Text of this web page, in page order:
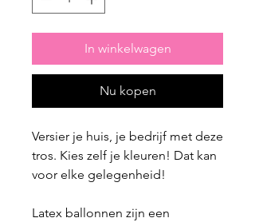
In winkelwagen
Nu kopen
Versier je huis, je bedrijf met deze
tros. Kies zelf je kleuren! Dat kan
voor elke gelegenheid!
Latex ballonnen zijn een